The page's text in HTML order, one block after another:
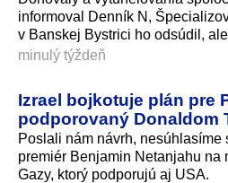
informoval Denník N,
v Banskej Bystrici ho odsúdil,
minulý týždeň
Izrael bojkotuje plán pre
podporovaný Donaldom
Poslali nám návrh,
premiér Benjamin Netanjahu na
Gazy, ktorý podporujú aj USA.